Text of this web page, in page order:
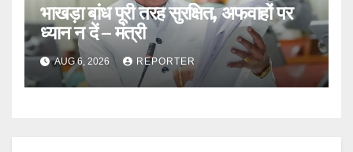
भाखड़ा बांध पूरी तरह सुरक्षित, अफवाहों पर
ध्यान न दें – मंत्री
AUG 6, 2026 REPORTER